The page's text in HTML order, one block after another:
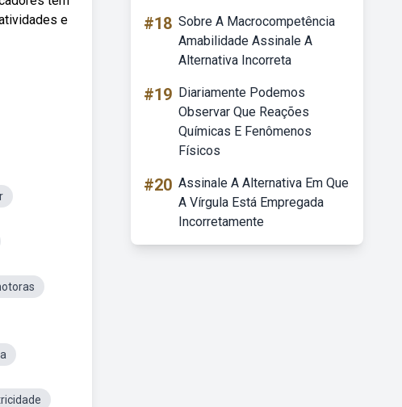
e
#18 Sobre A Macrocompetência
Amabilidade Assinale A
Alternativa Incorreta
#19 Diariamente Podemos
Observar Que Reações
Químicas E Fenômenos
Físicos
#20 Assinale A Alternativa Em Que
A Vírgula Está Empregada
Incorretamente